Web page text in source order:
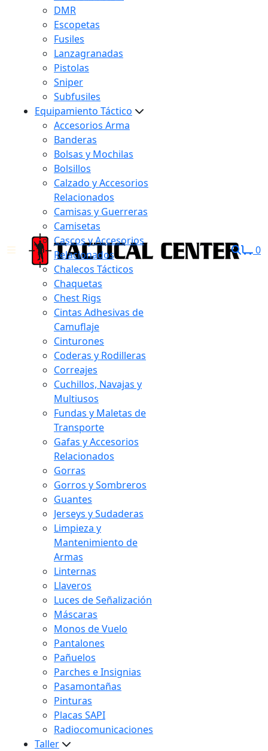
DMR
Escopetas
Fusiles
Lanzagranadas
Pistolas
Sniper
Subfusiles
Equipamiento Táctico
Accesorios Arma
Banderas
Bolsas y Mochilas
Bolsillos
Calzado y Accesorios
Relacionados
Camisas y Guerreras
Camisetas
Cascos y Accesorios
Relacionados
Chalecos Tácticos
Chaquetas
Chest Rigs
Cintas Adhesivas de
Camuflaje
Cinturones
Coderas y Rodilleras
Correajes
Cuchillos, Navajas y
Multiusos
Fundas y Maletas de
Transporte
Gafas y Accesorios
Relacionados
Gorras
Gorros y Sombreros
Guantes
Jerseys y Sudaderas
Limpieza y
Mantenimiento de
Armas
Linternas
Llaveros
Luces de Señalización
Máscaras
Monos de Vuelo
Pantalones
Pañuelos
Parches e Insignias
Pasamontañas
Pinturas
Placas SAPI
Radiocomunicaciones
Taller
0